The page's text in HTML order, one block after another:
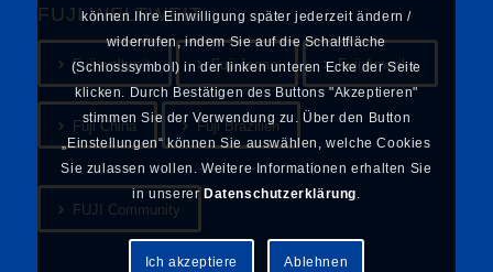
FUJI WELTWEIT
Fuji weltweit Fuji Japan Fuji Amerika
Fuji China Fuji Brazilien
FUJI Community
können Ihre Einwilligung später jederzeit ändern /
widerrufen, indem Sie auf die Schaltfläche
(Schlosssymbol) in der linken unteren Ecke der Seite
klicken. Durch Bestätigen des Buttons "Akzeptieren"
stimmen Sie der Verwendung zu. Über den Button
„Einstellungen“ können Sie auswählen, welche Cookies
Sie zulassen wollen. Weitere Informationen erhalten Sie
in unserer Datenschutzerklärung.
Ich akzeptiere Ablehnen